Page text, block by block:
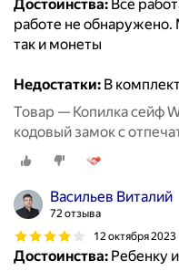
Достоинства: Всё
работе не
так и монеты
Недостатки: В
Товар — Копилка сейф
кодовый замок с
купюроприемник, звук,
детская
Васильев Виталий
72 отзыва
12 октября 2023
Достоинства: Ребенку